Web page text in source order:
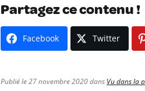
Partagez ce contenu !
Facebook Twitter
Publié le 27 novembre 2020 dans Vu dans la